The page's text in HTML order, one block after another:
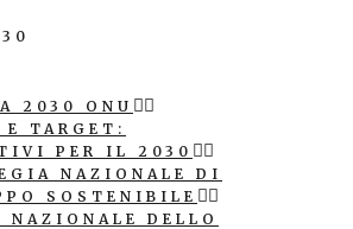
2030 ONU
E TARGET:
PER IL 2030
NAZIONALE DI
SOSTENIBILE
NAZIONALE DELLO